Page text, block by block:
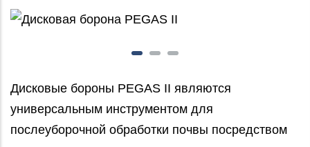
Дисковые бороны PEGAS II являются
универсальным инструментом для
послеуборочной обработки почвы посредством